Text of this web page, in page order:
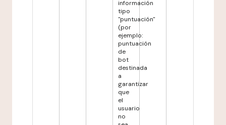
información
tipo
"puntuación"
(por
ejemplo:
puntuación
de
bot
destinada
a
garantizar
que
el
usuario
no